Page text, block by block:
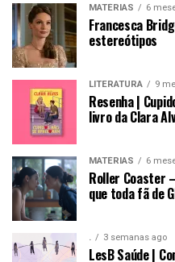
MATÉRIAS 6
Francesca
estereótipos
LITERATURA 9
Resenha |
livro da Clara
MATÉRIAS 6
Roller Coaster
que toda fã de
. 3 semanas ago
LesB Saúde |